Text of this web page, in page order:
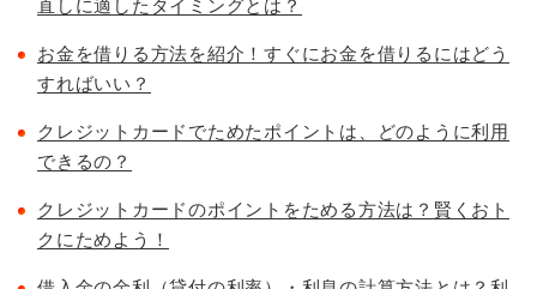
直しに適したタイミングとは？
お金を借りる方法を紹介！すぐにお金を借りるにはどう
すればいい？
クレジットカードでためたポイントは、どのように利用
できるの？
クレジットカードのポイントをためる方法は？賢くおト
クにためよう！